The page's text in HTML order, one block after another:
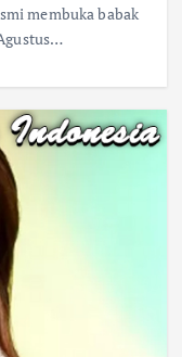
membuka babak